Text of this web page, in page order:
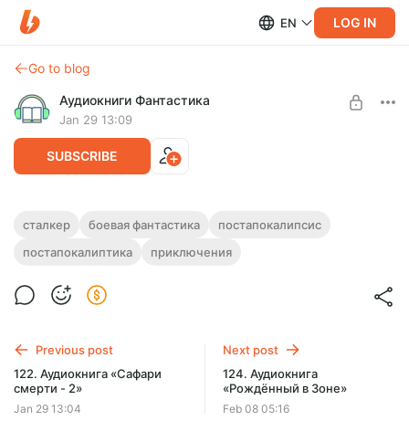
EN LOG IN
Go to blog
Аудиокниги Фантастика
Jan 29 13:09
SUBSCRIBE
123. Аудиокнига «Сафари смерти - 3»
Полная версия.
Слушайте эту и другие лучшие аудиокниги жанра
Фантастика целиком, без рекламы и ограничений!
Level required:
сталкер боевая фантастика
постапокалипсис
постапокалиптика
приключения
Previous post
122. Аудиокнига «Сафари
смерти - 2»
Jan 29 13:04
Next post
124. Аудиокнига
«Рождённый в Зоне»
Feb 08 05:16